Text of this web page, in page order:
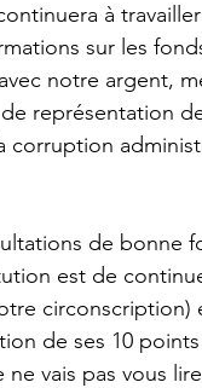
à
sur les
notre argent,
représentation
est de
circonscription)
de ses 10
vais pas vous